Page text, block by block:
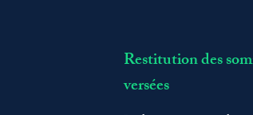
Restitution des
versées